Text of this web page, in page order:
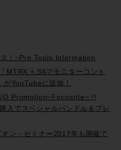
！~Pro Tools Information
+ S6でモニターコント
がYouTubeに追加！
O Promotion~Focusrite~ !!
入でスペシャルバンドル＆プレ
ン・セミナー2017年も開催で